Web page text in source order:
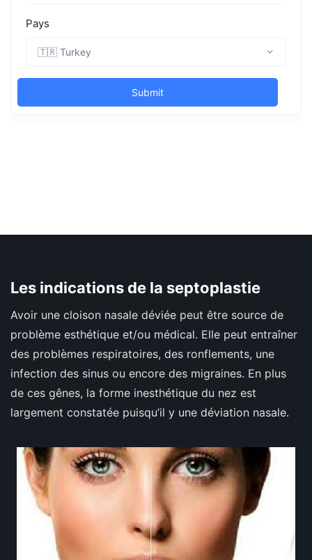
Les indications de la septoplastie
Avoir une cloison nasale déviée peut être source de
problème esthétique et/ou médical. Elle peut entraîner
des problèmes respiratoires, des ronflements, une
infection des sinus ou encore des migraines. En plus
de ces gênes, la forme inesthétique du nez est
largement constatée puisqu’il y une déviation nasale.